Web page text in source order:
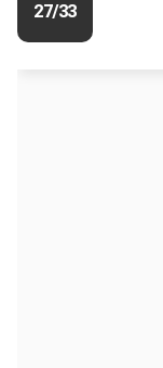
27/33